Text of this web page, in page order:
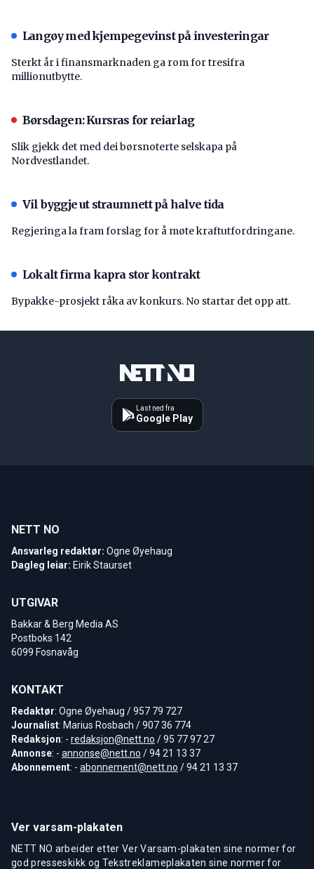
Langøy med kjempegevinst på investeringar
Sterkt år i finansmarknaden ga rom for tresifra
millionutbytte.
Børsdagen: Kursras for reiarlag
Slik gjekk det med dei børsnoterte selskapa på
Nordvestlandet.
Vil byggje ut straumnett på halve tida
Regjeringa la fram forslag for å møte kraftutfordringane.
Lokalt firma kapra stor kontrakt
Bypakke-prosjekt råka av konkurs. No startar det opp att.
Last ned fra
Google Play
NETT NO
Ansvarleg redaktør: Ogne Øyehaug
Dagleg leiar: Eirik Staurset
UTGIVAR
Bakkar & Berg Media AS
Postboks 142
6099 Fosnavåg
KONTAKT
Redaktør: Ogne Øyehaug / 957 79 727
Journalist: Marius Rosbach / 907 36 774
Redaksjon: - redaksjon@nett.no / 95 77 97 27
Annonse: - annonse@nett.no / 94 21 13 37
Abonnement: - abonnement@nett.no / 94 21 13 37
Ver varsam-plakaten
NETT NO arbeider etter Ver Varsam-plakaten sine normer for
god presseskikk og Tekstreklameplakaten sine normer for